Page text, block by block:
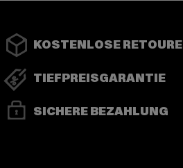
KOSTENLOSE RETOURE
TIEFPREISGARANTIE
SICHERE BEZAHLUNG